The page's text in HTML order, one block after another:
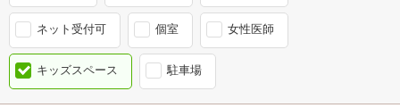
ネット受付可 個室 女性医師
キッズスペース 駐車場